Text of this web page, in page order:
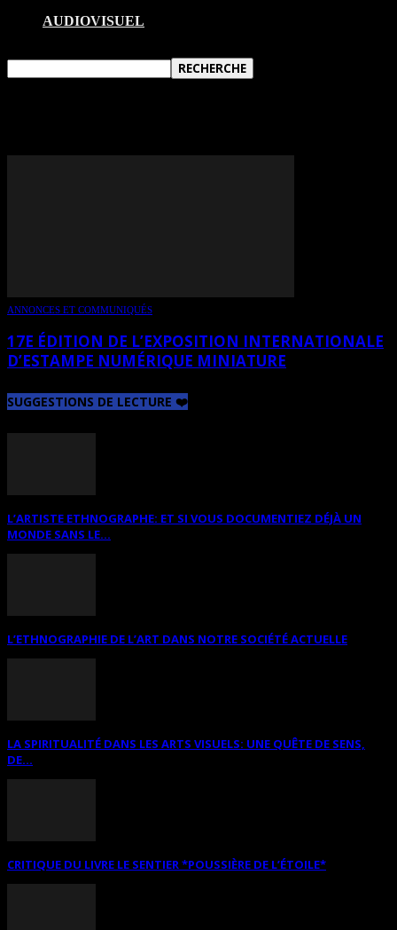
AUDIOVISUEL
ANNONCES ET COMMUNIQUÉS
17E ÉDITION DE L’EXPOSITION INTERNATIONALE
D’ESTAMPE NUMÉRIQUE MINIATURE
SUGGESTIONS DE LECTURE ❤️
L’ARTISTE ETHNOGRAPHE: ET SI VOUS DOCUMENTIEZ DÉJÀ UN
MONDE SANS LE...
L’ETHNOGRAPHIE DE L’ART DANS NOTRE SOCIÉTÉ ACTUELLE
LA SPIRITUALITÉ DANS LES ARTS VISUELS: UNE QUÊTE DE SENS,
DE...
CRITIQUE DU LIVRE LE SENTIER *POUSSIÈRE DE L’ÉTOILE*